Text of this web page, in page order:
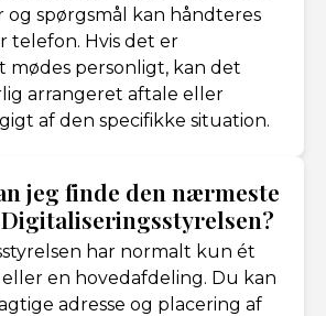
og spørgsmål kan håndteres
telefon. Hvis det er
mødes personligt, kan det
arrangeret aftale eller
af den specifikke situation.
jeg finde den nærmeste
har normalt kun ét
en hovedafdeling. Du kan
adresse og placering af